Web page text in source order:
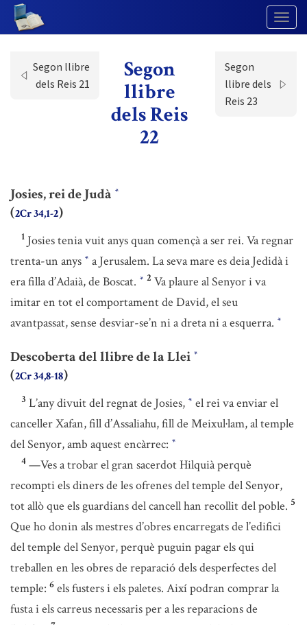
Segon llibre
dels Reis 21
Segon
llibre
dels Reis
22
Segon
llibre dels
Reis 23
Josies, rei de Judà *
(2Cr 34,1-2)
1 Josies tenia vuit anys quan començà a ser rei. Va regnar
trenta-un anys * a Jerusalem. La seva mare es deia Jedidà i
era filla d’Adaià, de Boscat. * 2 Va plaure al Senyor i va
imitar en tot el comportament de David, el seu
avantpassat, sense desviar-se’n ni a dreta ni a esquerra. *
Descoberta del llibre de la Llei *
(2Cr 34,8-18)
3 L’any divuit del regnat de Josies, * el rei va enviar el
canceller Xafan, fill d’Assaliahu, fill de Meixul·lam, al temple
del Senyor, amb aquest encàrrec: *
4 —Ves a trobar el gran sacerdot Hilquià perquè
recompti els diners de les ofrenes del temple del Senyor,
tot allò que els guardians del cancell han recollit del poble. 5
Que ho donin als mestres d’obres encarregats de l’edifici
del temple del Senyor, perquè puguin pagar els qui
treballen en les obres de reparació dels desperfectes del
temple: 6 els fusters i els paletes. Així podran comprar la
fusta i els carreus necessaris per a les reparacions de